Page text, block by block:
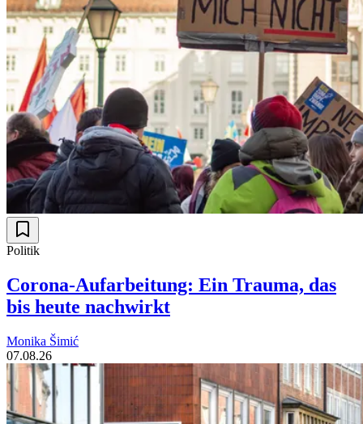
Politik
Corona-Aufarbeitung: Ein Trauma, das
bis heute nachwirkt
Monika Šimić
07.08.26